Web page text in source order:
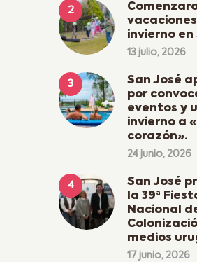
invierno en
13 julio, 2026
San José
por
eventos y
invierno a
corazón».
24 junio, 2026
San José
la 39ª
Nacional
medios
17 junio, 2026